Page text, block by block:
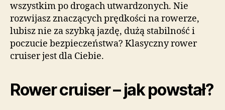
wszystkim po drogach utwardzonych. Nie
rozwijasz znaczących prędkości na rowerze,
lubisz nie za szybką jazdę, dużą stabilność i
poczucie bezpieczeństwa? Klasyczny rower
cruiser jest dla Ciebie.
Rower cruiser – jak powstał?